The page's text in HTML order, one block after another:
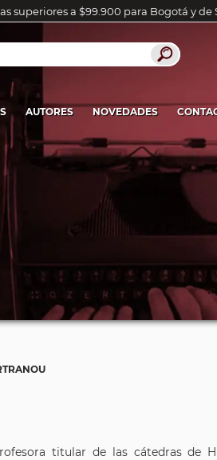
superiores a $99.900 para Bogotá y de
AUTORES NOVEDADES
titular de las cátedras